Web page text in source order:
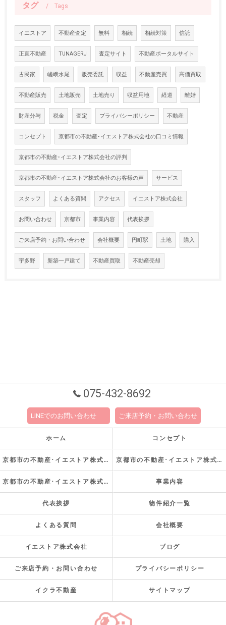
タグ Tags
イエストア 不動産査定 無料 相続 相続対策 信託
正直不動産 TUNAGERU 査定サイト 不動産ポータルサイト
古民家 嵯峨水尾 販売委託 収益 不動産売買 高価買取
不動産販売 土地販売 土地売り 収益用地 経道 離婚
財産分与 税金 査定 プライバシーポリシー 不動産
コンセプト 京都市の不動産･イエストア株式会社の口コミ情報
京都市の不動産･イエストア株式会社の評判
京都市の不動産･イエストア株式会社のお客様の声 サービス
スタッフ よくある質問 アクセス イエストア株式会社
お問い合わせ 京都市 事業内容 代表挨拶
ご来店予約・お問い合わせ 会社概要 円町駅 土地 購入
宇多野 新築一戸建て 不動産買取 不動産売却
075-432-8692
LINEでのお問い合わせ ご来店予約・お問い合わせ
ホーム コンセプト
京都市の不動産･イエストア株式会社の口コミ情報 京都市の不動産･イエストア株式会社の評判
京都市の不動産･イエストア株式会社のお客様の声 事業内容
代表挨拶 物件紹介一覧
よくある質問 会社概要
イエストア株式会社 ブログ
ご来店予約・お問い合わせ プライバシーポリシー
イクラ不動産 サイトマップ